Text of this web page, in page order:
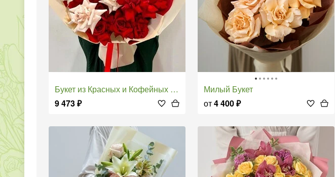
Букет из Красных и Кофейных Роз
9 473₽
Милый Букет
от4 400₽